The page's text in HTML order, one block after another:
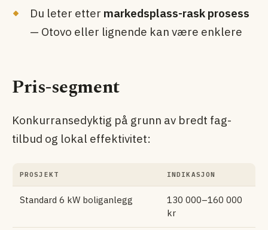
Du leter etter markedsplass-rask prosess
— Otovo eller lignende kan være enklere
Pris-segment
Konkurransedyktig på grunn av bredt fag­
tilbud og lokal effektivitet:
PROSJEKT INDIKASJON
Standard 6 kW boliganlegg
130 000–160 000
kr